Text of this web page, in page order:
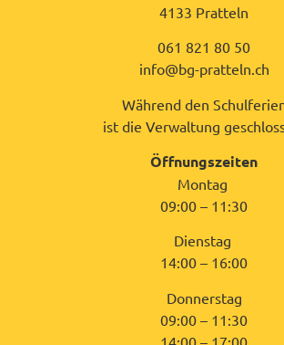
4133 Pratteln
061 821 80 50
info@bg-pratteln.ch
Während den
ist die Verwaltung
Öffnungszeiten
Montag
09:00 – 11:30
Dienstag
14:00 – 16:00
Donnerstag
09:00 – 11:30
14:00 – 17:00